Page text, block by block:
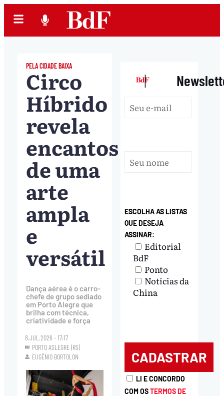
PELA CIDADE BAIXA
Circo
Híbrido
revela
encantos
de uma
arte
ampla
e
versátil
Dança aérea é o carro-
chefe de grupo sediado
em Porto Alegre que
brilha com técnica,
criatividade e força
8.JUL.2026 - 17:17
PORTO ASLEGRE (RS)
EUGÊNIO BORTOLON
|
ESCOLHA AS LISTAS
QUE DESEJA
ASSINAR:
Editorial
BdF
Ponto
Notícias da
China
LI E CONCORDO
COM OSTERMOS DE